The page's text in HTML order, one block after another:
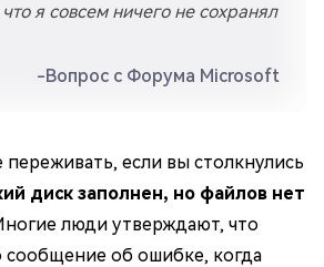
я совсем ничего не сохранял
-Вопрос с Форума Microsoft
если вы столкнулись
диск заполнен, но файлов нет
люди утверждают, что
сообщение об ошибке, когда